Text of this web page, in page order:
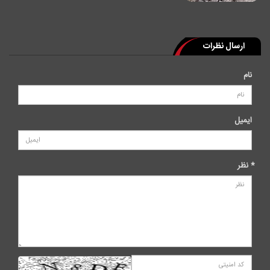
ارسال نظرات
نام
ایمیل
* نظر